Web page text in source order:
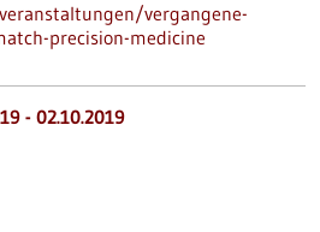
vergangene-
precision-medicine
- 02.10.2019